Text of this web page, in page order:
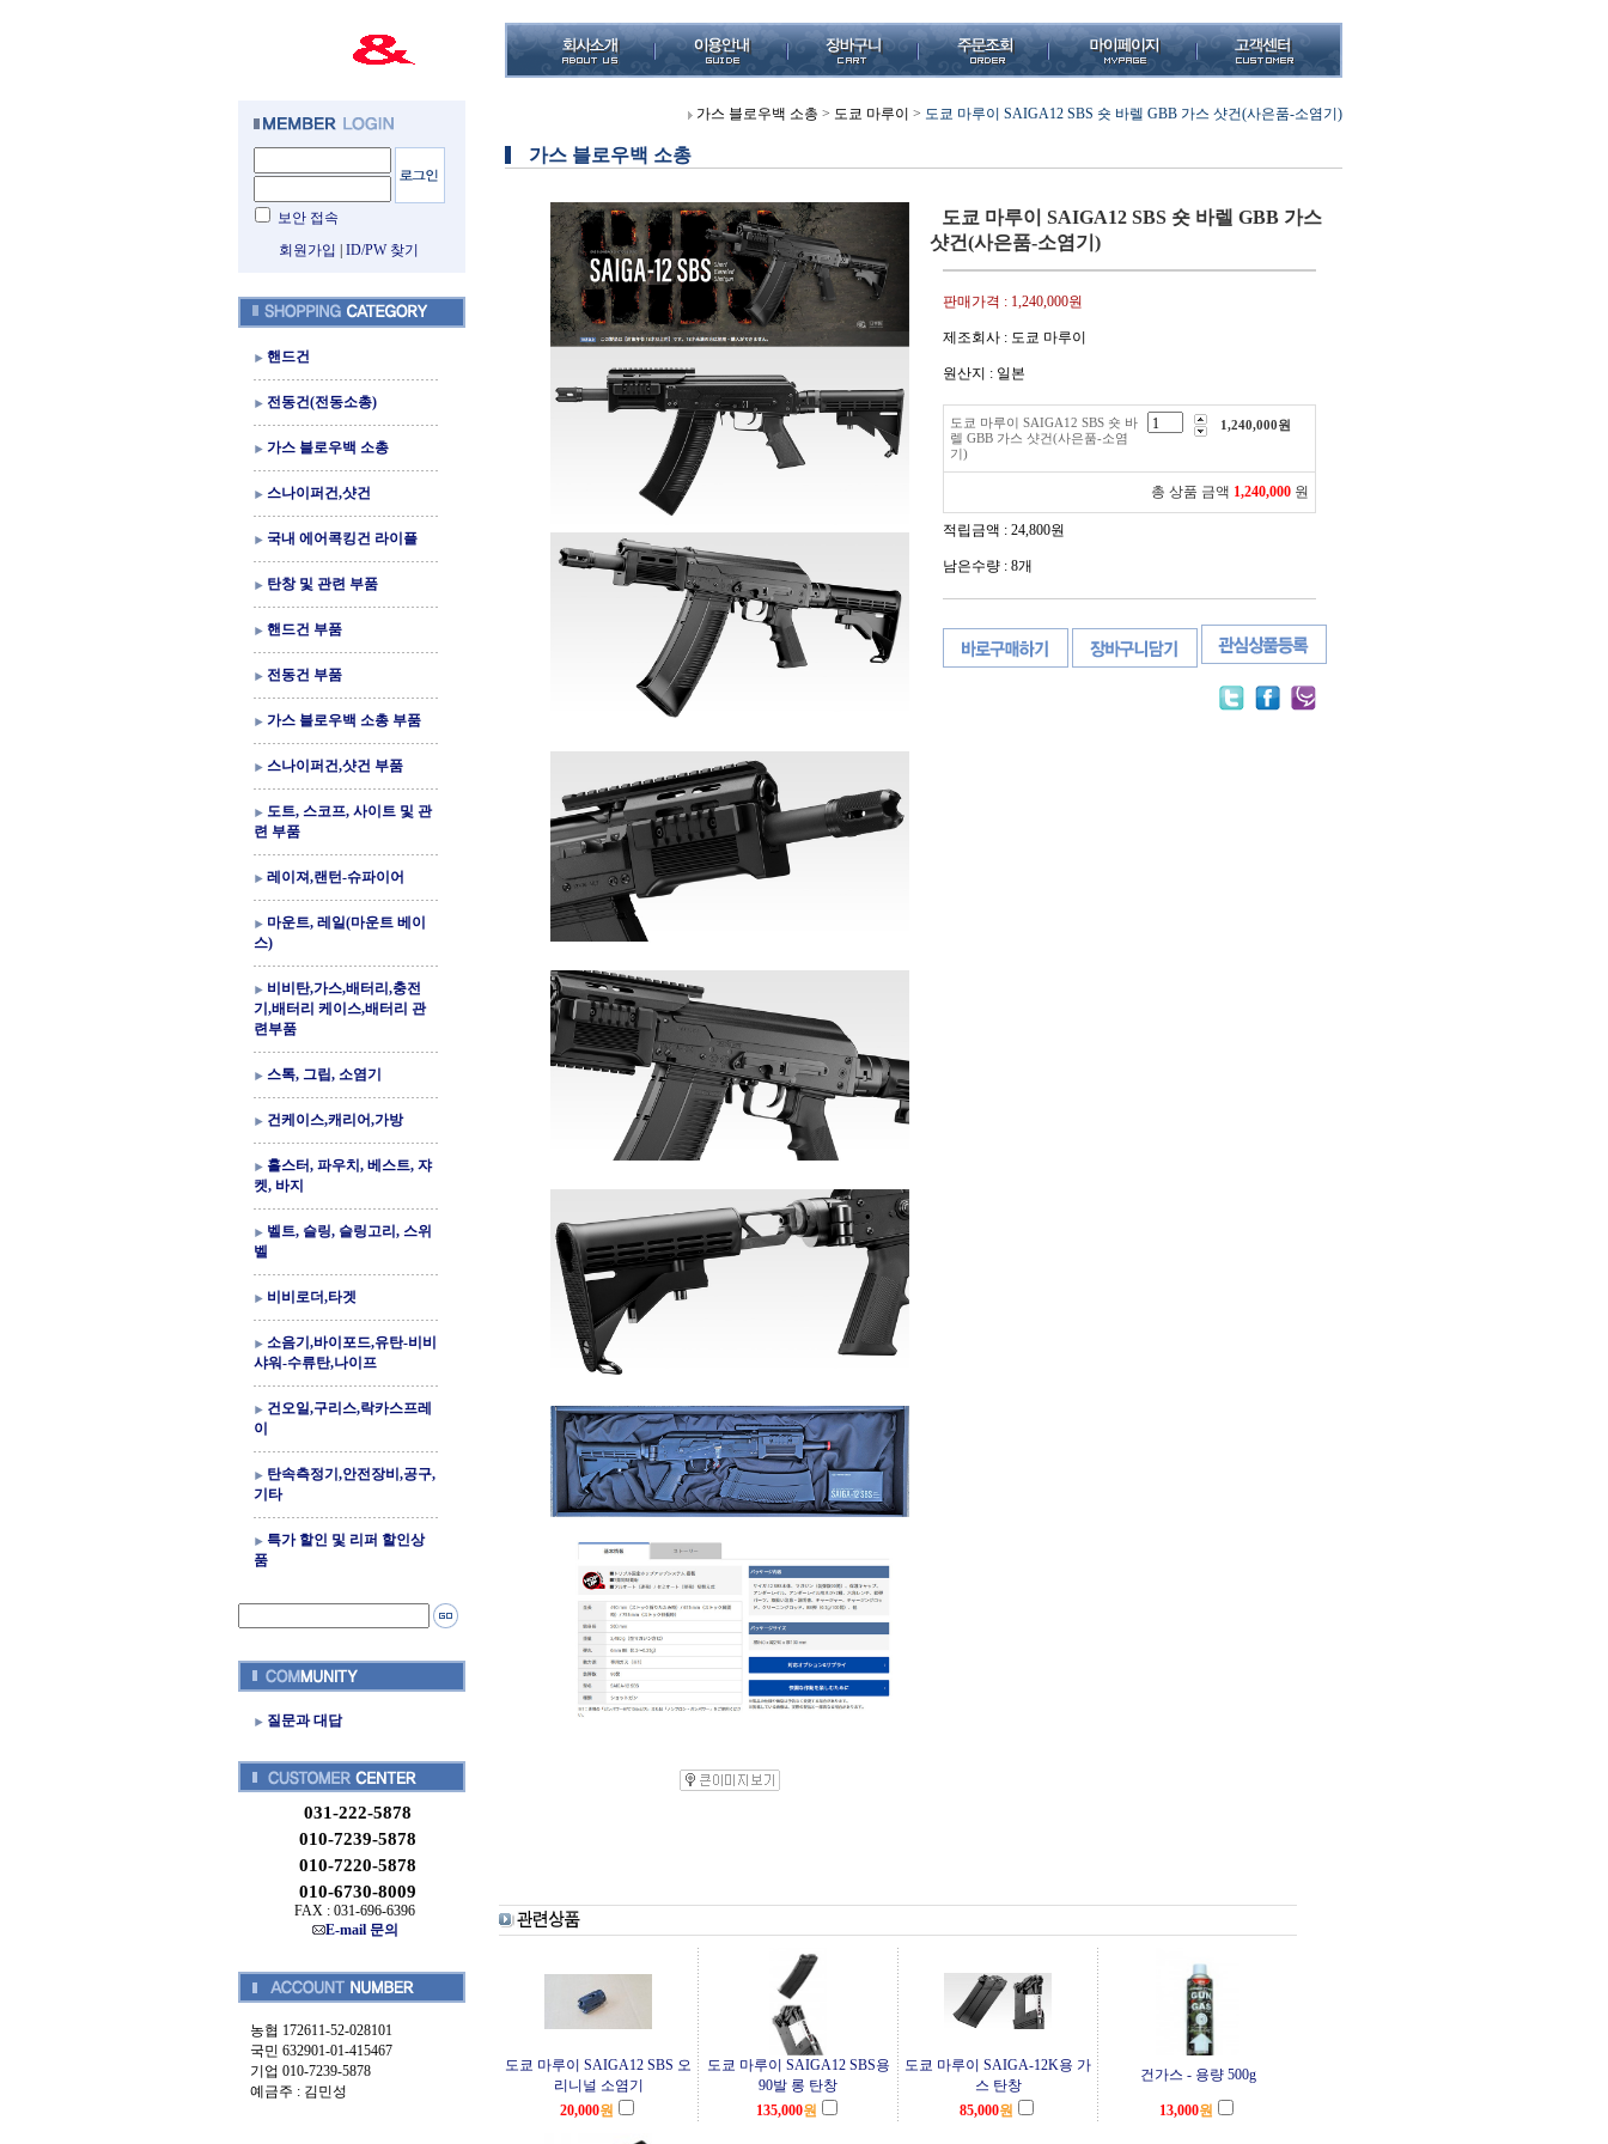
보안 접속
회원가입
ID/PW 찾기
핸드건
전동건(전동소총)
가스 블로우백 소총
스나이퍼건,샷건
국내 에어콕킹건 라이플
탄창 및 관련 부품
핸드건 부품
전동건 부품
가스 블로우백 소총 부품
스나이퍼건,샷건 부품
도트, 스코프, 사이트 및 관
련 부품
레이져,랜턴-슈파이어
마운트, 레일(마운트 베이
스)
비비탄,가스,배터리,충전
기,배터리 케이스,배터리 관
련부품
스톡, 그립, 소염기
건케이스,캐리어,가방
홀스터, 파우치, 베스트, 쟈
켓, 바지
벨트, 슬링, 슬링고리, 스위
벨
비비로더,타겟
소음기,바이포드,유탄-비비
샤워-수류탄,나이프
건오일,구리스,락카스프레
이
탄속측정기,안전장비,공구,
기타
특가 할인 및 리퍼 할인상
품
질문과 대답
031-222-5878
010-7239-5878
010-7220-5878
010-6730-8009
FAX : 031-696-6396
E-mail 문의
농협 172611-52-028101
국민 632901-01-415467
기업 010-7239-5878
예금주 : 김민성
가스 블로우백 소총 > 도쿄 마루이 > 도쿄 마루이 SAIGA12 SBS 숏 바렐 GBB 가스 샷건(사은품-소염기)
가스 블로우백 소총
도쿄 마루이 SAIGA12 SBS 숏 바렐 GBB 가스
샷건(사은품-소염기)
판매가격 : 1,240,000원
제조회사 : 도쿄 마루이
원산지 : 일본
도쿄 마루이 SAIGA12 SBS 숏 바
렐 GBB 가스 샷건(사은품-소염
기)
1,240,000원
총 상품 금액 1,240,000 원
적립금액 : 24,800원
남은수량 : 8개
도쿄 마루이 SAIGA12 SBS 오
리니널 소염기
도쿄 마루이 SAIGA12 SBS용
90발 롱 탄창
도쿄 마루이 SAIGA-12K용 가
스 탄창
건가스 - 용량 500g
20,000원 135,000원 85,000원 13,000원